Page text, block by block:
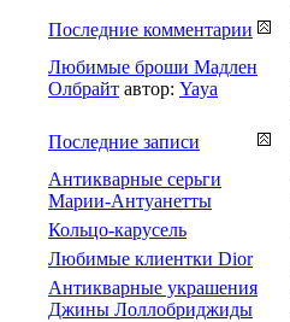
Последние комментарии
Любимые броши Мадлен
Олбрайт автор: Yaya
Последние записи
Антикварные серьги
Марии-Антуанетты
Кольцо-карусель
Любимые клиентки Dior
Антикварные украшения
Джины Лоллобриджиды